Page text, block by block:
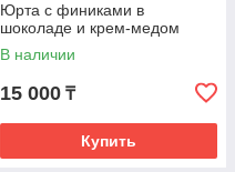
Юрта с финиками в
шоколаде и крем-медом
В наличии
15 000 ₸
Купить